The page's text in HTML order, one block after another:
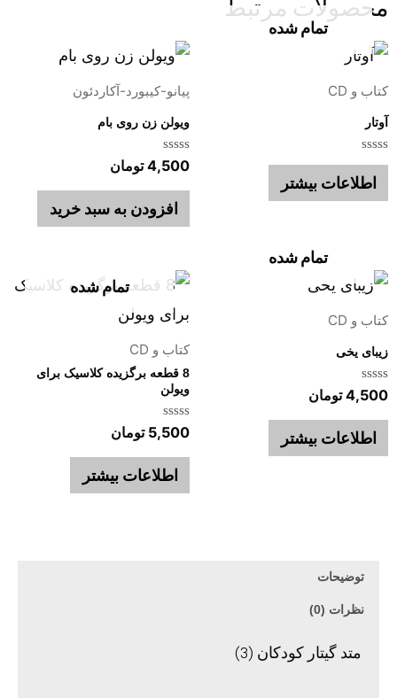
محصولات مرتبط
تمام شده
کتاب و CD
آوتار
امتیاز
5
اطلاعات بیشتر
پیانو-کیبورد-آکاردئون
ویولن زن روی بام
امتیاز
0
از
4,500 تومان
افزودن به سبد خرید
تمام شده
کتاب و CD
زیبای یخی
امتیاز
0
از
4,500 تومان
اطلاعات بیشتر
تمام شده
کتاب و CD
8 قطعه برگزیده کلاسیک برای
ویولن
امتیاز
0
از
5,500 تومان
اطلاعات بیشتر
توضیحات
نظرات (0)
متد گیتار کودکان (3)